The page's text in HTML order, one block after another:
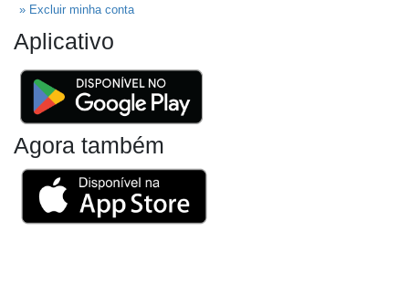
» Excluir minha conta
Aplicativo
Agora também